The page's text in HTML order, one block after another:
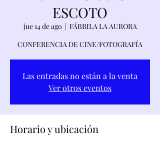
ESCOTO
jue 14 de ago
  |
FÁBRILA LA AURORA
CONFERENCIA DE CINE/FOTOGRAFÍA
Las entradas no están a la venta
Ver otros eventos
Horario y ubicación